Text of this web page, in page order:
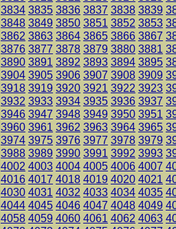
3834 3835 3836 3837 3838 3839
3848 3849 3850 3851 3852 3853
3862 3863 3864 3865 3866 3867
3876 3877 3878 3879 3880 3881
3890 3891 3892 3893 3894 3895
3904 3905 3906 3907 3908 3909
3918 3919 3920 3921 3922 3923
3932 3933 3934 3935 3936 3937
3946 3947 3948 3949 3950 3951
3960 3961 3962 3963 3964 3965
3974 3975 3976 3977 3978 3979
3988 3989 3990 3991 3992 3993
4002 4003 4004 4005 4006 4007
4016 4017 4018 4019 4020 4021
4030 4031 4032 4033 4034 4035
4044 4045 4046 4047 4048 4049
4058 4059 4060 4061 4062 4063